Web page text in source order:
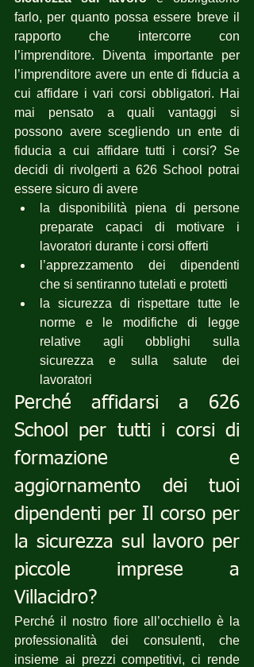
farlo, per quanto possa essere breve il
rapporto che intercorre con
l’imprenditore. Diventa importante per
l’imprenditore avere un ente di fiducia a
cui affidare i vari corsi obbligatori. Hai
mai pensato a quali vantaggi si
possono avere scegliendo un ente di
fiducia a cui affidare tutti i corsi? Se
decidi di rivolgerti a 626 School potrai
essere sicuro di avere
la disponibilità piena di persone
preparate capaci di motivare i
lavoratori durante i corsi offerti
l’apprezzamento dei dipendenti
che si sentiranno tutelati e protetti
la sicurezza di rispettare tutte le
norme e le modifiche di legge
relative agli obblighi sulla
sicurezza e sulla salute dei
lavoratori
Perché affidarsi a 626
School per tutti i corsi di
formazione e
aggiornamento dei tuoi
dipendenti per Il corso per
la sicurezza sul lavoro per
piccole imprese a
Villacidro?
Perché il nostro fiore all’occhiello è la
professionalità dei consulenti, che
insieme ai prezzi competitivi, ci rende